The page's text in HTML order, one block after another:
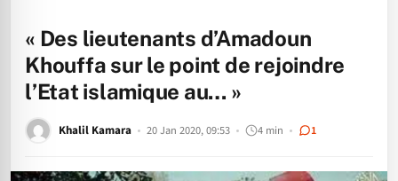
« Des lieutenants d’Amadoun
Khouffa sur le point de rejoindre
l’Etat islamique au… »
Khalil Kamara 20 Jan 2020, 09:53 4 min 1